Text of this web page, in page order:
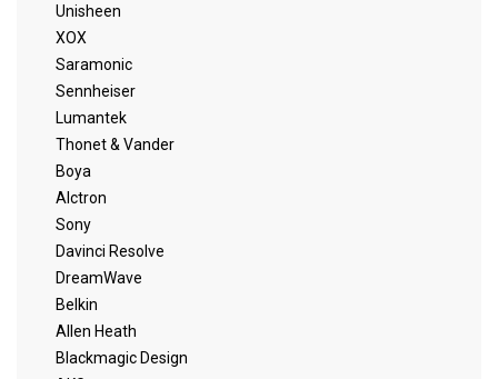
Unisheen
XOX
Saramonic
Sennheiser
Lumantek
Thonet & Vander
Boya
Alctron
Sony
Davinci Resolve
DreamWave
Belkin
Allen Heath
Blackmagic Design